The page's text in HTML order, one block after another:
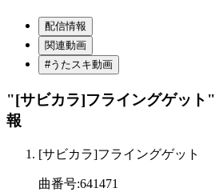
配信情報
関連動画
#うたスキ動画
"[サビカラ]フライングゲット"
報
[サビカラ]フライングゲット
曲番号:641471